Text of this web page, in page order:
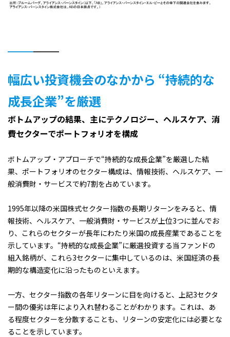
幅広い投資機会のなかから “持続的な
成長企業”を厳選
ボトムアップの結果、主にテクノロジー、ヘルスケア、消
費セクターでポートフォリオを構成
ボトムアップ・アプローチで“持続的な成長企業”を厳選した結
果、ポートフォリオのセクター構成は、情報技術、ヘルスケア、一
般消費財・サービスで約7割を占めています。
1995年以降の米国株式セクター指数の長期リターンをみると、情
報技術、ヘルスケア、一般消費財・サービスが上位3つに並んでお
り、これらのセクターが長年にわたり米国の成長産業であることを
示しています。“持続的な成長企業”に厳選投資する当ファンドの
組入銘柄が、これら3セクターに集中しているのは、米国経済の長
期的な構造変化に沿ったものといえます。
一方、セクター指数の各年リターンに目を向けると、上記3セクタ
ー間の優劣は年により入れ替わることがわかります。これは、あ
る程度セクターを分散することも、リターンの安定化には必要とな
ることを示しています。